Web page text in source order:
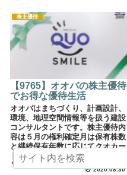
株主優待
【9765】オオバの株主優待
でお得な優待生活
オオバはまちづくり、計画設計、
環境、地理空間情報等を扱う建設
コンサルタントです。株主優待内
容は５月の権利確定月は保有株数
と継続保有年数に応じてクオカー
ドを頂けます。１１月の権利確定
月は1,700円相当のお菓子を頂け
2020.08.30